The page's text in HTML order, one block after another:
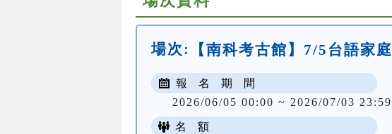
場次: 【南科考古館】7/5台語家
報 名 期 間
2026/06/05 00:00 ~ 2026/07/03 23:59
名 額